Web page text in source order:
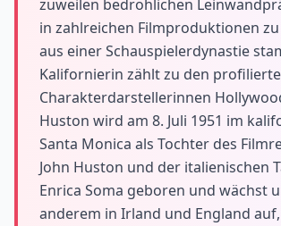
zuweilen bedrohlichen
in zahlreichen Filmproduktionen zu
aus einer Schauspielerdynastie
Kalifornierin zählt zu den
Charakterdarstellerinnen
Huston wird am 8. Juli 1951 im
Santa Monica als Tochter des
John Huston und der italienischen
Enrica Soma geboren und wächst
anderem in Irland und England